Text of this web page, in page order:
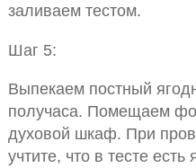
заливаем тестом.
Шаг 5:
Выпекаем постный
получаса. Помещаем
духовой шкаф. При
учтите, что в тесте